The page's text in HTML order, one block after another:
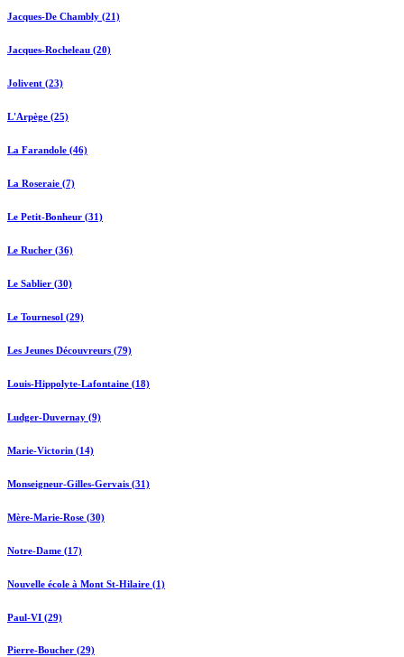
Jacques-De Chambly (21)
Jacques-Rocheleau (20)
Jolivent (23)
L'Arpège (25)
La Farandole (46)
La Roseraie (7)
Le Petit-Bonheur (31)
Le Rucher (36)
Le Sablier (30)
Le Tournesol (29)
Les Jeunes Découvreurs (79)
Louis-Hippolyte-Lafontaine (18)
Ludger-Duvernay (9)
Marie-Victorin (14)
Monseigneur-Gilles-Gervais (31)
Mère-Marie-Rose (30)
Notre-Dame (17)
Nouvelle école à Mont St-Hilaire (1)
Paul-VI (29)
Pierre-Boucher (29)